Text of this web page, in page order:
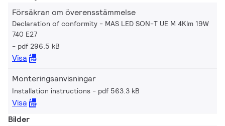
Försäkran om överensstämmelse
Declaration of conformity - MAS LED SON-T UE M 4Klm 19W
740 E27
pdf 296.5 kB
Visa
Monteringsanvisningar
Installation instructions pdf 563.3 kB
Visa
Bilder